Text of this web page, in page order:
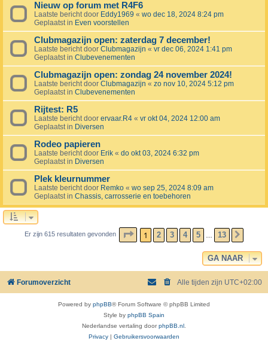
Nieuw op forum met R4F6
Laatste bericht door Eddy1969 « wo dec 18, 2024 8:24 pm
Geplaatst in Even voorstellen
Clubmagazijn open: zaterdag 7 december!
Laatste bericht door Clubmagazijn « vr dec 06, 2024 1:41 pm
Geplaatst in Clubevenementen
Clubmagazijn open: zondag 24 november 2024!
Laatste bericht door Clubmagazijn « zo nov 10, 2024 5:12 pm
Geplaatst in Clubevenementen
Rijtest: R5
Laatste bericht door ervaar.R4 « vr okt 04, 2024 12:00 am
Geplaatst in Diversen
Rodeo papieren
Laatste bericht door Erik « do okt 03, 2024 6:32 pm
Geplaatst in Diversen
Plek kleurnummer
Laatste bericht door Remko « wo sep 25, 2024 8:09 am
Geplaatst in Chassis, carrosserie en toebehoren
Er zijn 615 resultaten gevonden PAGINA VAN 13
1 2 3 4 5 13
GA NAAR
Forumoverzicht Alle tijden zijn UTC+02:00
Powered by phpBB® Forum Software © phpBB Limited
Style by phpBB Spain
Nederlandse vertaling doorphpBB.nl .
Privacy
Gebruikersvoorwaarden